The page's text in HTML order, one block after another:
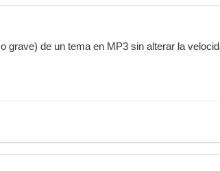
grave) de un tema en MP3 sin alterar la